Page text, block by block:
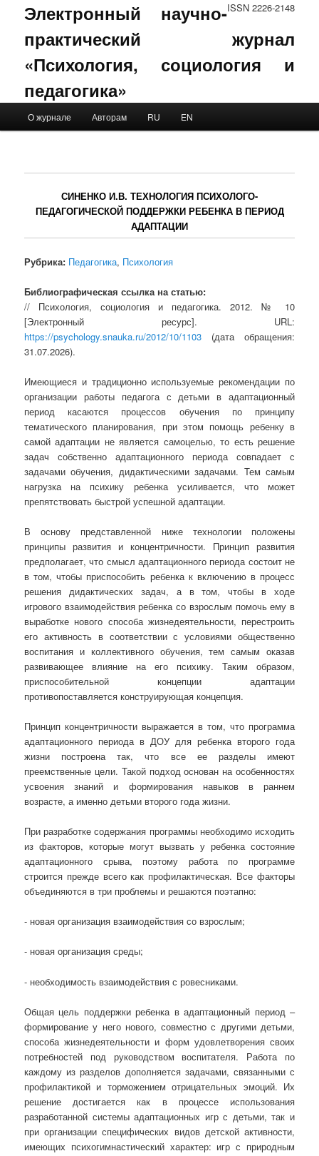
ISSN 2226-2148
Электронный научно-
практический журнал
«Психология, социология и
педагогика»
Skip to primary content
Skip to secondary content
О журнале Авторам RU EN
СИНЕНКО И.В. ТЕХНОЛОГИЯ ПСИХОЛОГО-
ПЕДАГОГИЧЕСКОЙ ПОДДЕРЖКИ РЕБЕНКА В ПЕРИОД
АДАПТАЦИИ
Рубрика: Педагогика, Психология
Библиографическая ссылка на статью:
// Психология, социология и педагогика. 2012. № 10
[Электронный ресурс]. URL:
https://psychology.snauka.ru/2012/10/1103 (дата обращения:
31.07.2026).
Имеющиеся и традиционно используемые рекомендации по
организации работы педагога с детьми в адаптационный
период касаются процессов обучения по принципу
тематического планирования, при этом помощь ребенку в
самой адаптации не является самоцелью, то есть решение
задач собственно адаптационного периода совпадает с
задачами обучения, дидактическими задачами. Тем самым
нагрузка на психику ребенка усиливается, что может
препятствовать быстрой успешной адаптации.
В основу представленной ниже технологии положены
принципы развития и концентричности. Принцип развития
предполагает, что смысл адаптационного периода состоит не
в том, чтобы приспособить ребенка к включению в процесс
решения дидактических задач, а в том, чтобы в ходе
игрового взаимодействия ребенка со взрослым помочь ему в
выработке нового способа жизнедеятельности, перестроить
его активность в соответствии с условиями общественно
воспитания и коллективного обучения, тем самым оказав
развивающее влияние на его психику. Таким образом,
приспособительной концепции адаптации
противопоставляется конструирующая концепция.
Принцип концентричности выражается в том, что программа
адаптационного периода в ДОУ для ребенка второго года
жизни построена так, что все ее разделы имеют
преемственные цели. Такой подход основан на особенностях
усвоения знаний и формирования навыков в раннем
возрасте, а именно детьми второго года жизни.
При разработке содержания программы необходимо исходить
из факторов, которые могут вызвать у ребенка состояние
адаптационного срыва, поэтому работа по программе
строится прежде всего как профилактическая. Все факторы
объединяются в три проблемы и решаются поэтапно:
- новая организация взаимодействия со взрослым;
- новая организация среды;
- необходимость взаимодействия с ровесниками.
Общая цель поддержки ребенка в адаптационный период –
формирование у него нового, совместно с другими детьми,
способа жизнедеятельности и форм удовлетворения своих
потребностей под руководством воспитателя. Работа по
каждому из разделов дополняется задачами, связанными с
профилактикой и торможением отрицательных эмоций. Их
решение достигается как в процессе использования
разработанной системы адаптационных игр с детьми, так и
при организации специфических видов детской активности,
имеющих психогимнастический характер: игр с природным